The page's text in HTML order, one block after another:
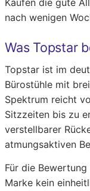
Käufen die gute
nach wenigen
Was Topstar
Topstar ist im
Bürostühle mit
Spektrum reicht
Sitzzeiten bis zu
verstellbarer
atmungsaktiven
Für die
Marke kein